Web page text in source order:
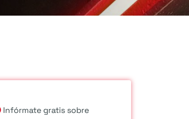
Infórmate gratis sobre